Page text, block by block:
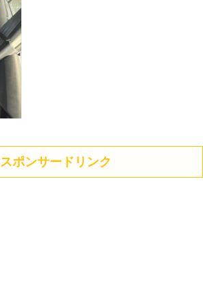
スポンサードリンク